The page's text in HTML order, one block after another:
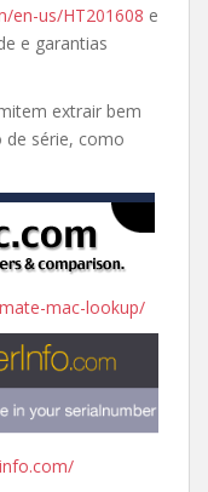
en-us/HT201608 e
e garantias
extrair bem
série, como
mac-lookup/